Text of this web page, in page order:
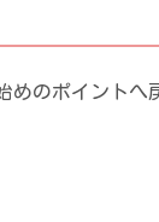
釣りに行くのですが、慣
イワのクーラーをいつの
めのポイントへ